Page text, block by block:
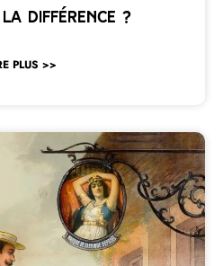
différence ?
PLUS >>